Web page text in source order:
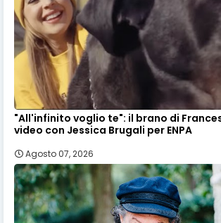
"All'infinito voglio te": il brano di
video con Jessica Brugali per ENPA
Agosto 07, 2026